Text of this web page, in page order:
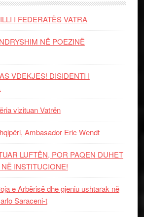
I FEDERATËS VATRA
NË POEZINË
VDEKJES! DISIDENTI I
vizituan Vatrën
Ambasador Eric Wendt
LUFTËN, POR PAQEN DUHET
INSTITUCIONE!
e Arbërisë dhe gjeniu ushtarak në
Saraceni-t